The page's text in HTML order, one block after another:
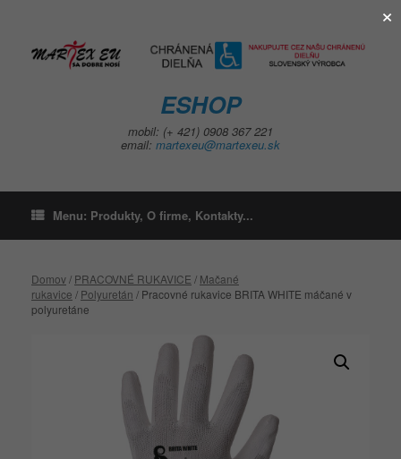
ESHOP
mobil: (+ 421) 0908 367 221
email: martexeu@martexeu.sk
Menu: Produkty, O firme, Kontakty...
Domov/ PRACOVNÉ RUKAVICE / Mačané
rukavice / Polyuretán / Pracovné rukavice BRITA WHITE máčané v
polyuretáne
×